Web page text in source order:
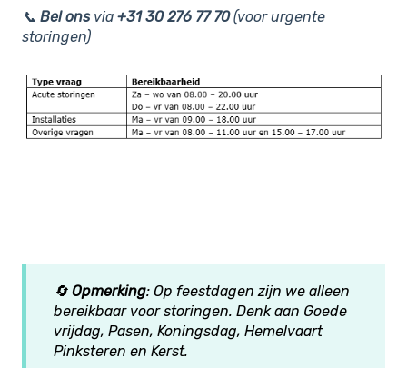
📞 Bel onsvia +31 30 276 77 70(voor urgente
storingen)
🔄 Opmerking: Op feestdagen zijn we alleen
bereikbaar voor storingen. Denk aan Goede
vrijdag, Pasen, Koningsdag, Hemelvaart
Pinksteren en Kerst.